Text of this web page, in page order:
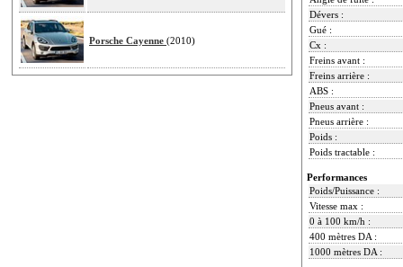
Porsche Cayenne (2010)
Dévers :
Gué :
Cx :
Freins avant :
Freins arrière :
ABS :
Pneus avant :
Pneus arrière :
Poids :
Poids tractable :
Performances
Poids/Puissance :
Vitesse max :
0 à 100 km/h :
400 mètres DA :
1000 mètres DA :